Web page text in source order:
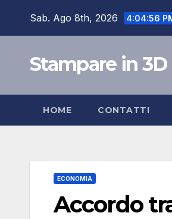
Sab. Ago 8th, 2026 4:04:56
Stampare in 3D
HOME CONTATTI
ECONOMIA
Accordo